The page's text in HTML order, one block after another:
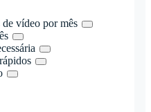
vídeo por mês